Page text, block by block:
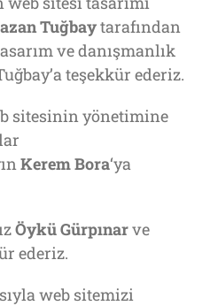
Tuğbaytarafından
ve danışmanlık
teşekkür ederiz.
sitesinin yönetimine
Kerem Bora‘ya
Öykü Gürpınarve
ederiz.
web sitemizi